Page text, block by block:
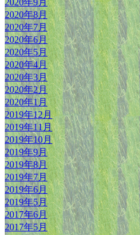
2020年8月
2020年7月
2020年6月
2020年5月
2020年4月
2020年3月
2020年2月
2020年1月
2019年12月
2019年11月
2019年10月
2019年9月
2019年8月
2019年7月
2019年6月
2019年5月
2017年6月
2017年5月